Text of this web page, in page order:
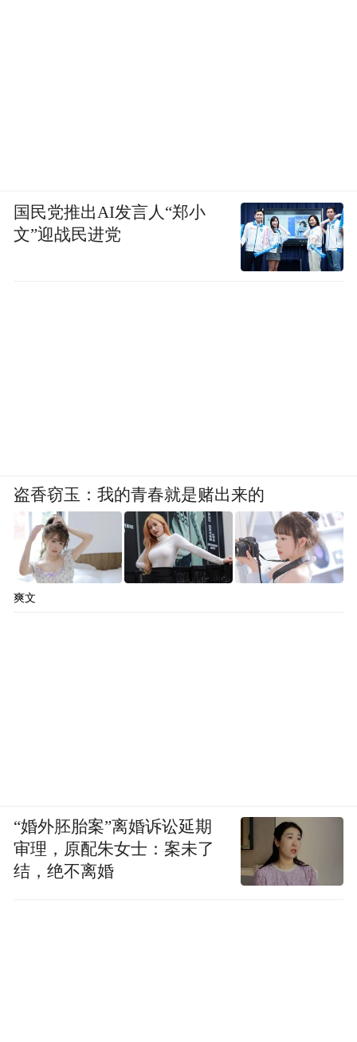
国民党推出AI发言人“郑小
文”迎战民进党
盗香窃玉：我的青春就是赌出来的
爽文
“婚外胚胎案”离婚诉讼延期
审理，原配朱女士：案未了
结，绝不离婚